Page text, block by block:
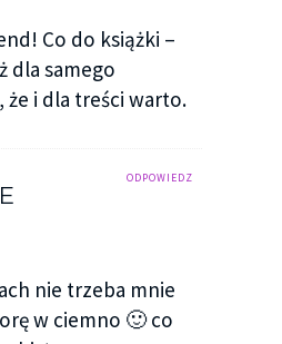
Co do książki –
dla samego
że i dla treści warto.
ODPOWIEDZ
nie trzeba mnie
w ciemno 🙂 co